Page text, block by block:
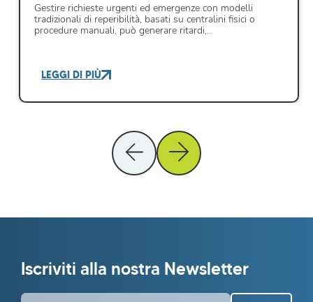
Gestire richieste urgenti ed emergenze con modelli
tradizionali di reperibilità, basati su centralini fisici o
procedure manuali, può generare ritardi,…
LEGGI DI PIÙ
Iscriviti alla nostra Newsletter